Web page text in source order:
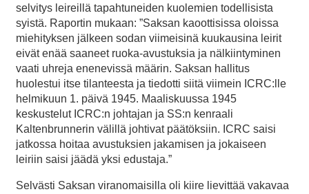
selvitys leireillä tapahtuneiden kuolemien todellisista
syistä. Raportin mukaan: ”Saksan kaoottisissa oloissa
miehityksen jälkeen sodan viimeisinä kuukausina leirit
eivät enää saaneet ruoka-avustuksia ja nälkiintyminen
vaati uhreja enenevissä määrin. Saksan hallitus
huolestui itse tilanteesta ja tiedotti siitä viimein ICRC:lle
helmikuun 1. päivä 1945. Maaliskuussa 1945
keskustelut ICRC:n johtajan ja SS:n kenraali
Kaltenbrunnerin välillä johtivat päätöksiin. ICRC saisi
jatkossa hoitaa avustuksien jakamisen ja jokaiseen
leiriin saisi jäädä yksi edustaja.”
Selvästi Saksan viranomaisilla oli kiire lievittää vakavaa